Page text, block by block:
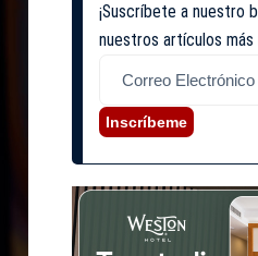
¡Suscríbete a nuestro
nuestros artículos
Inscríbeme